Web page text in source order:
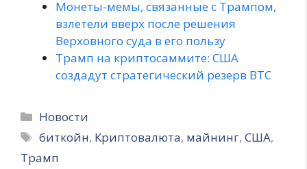
Монеты-мемы, связанные с Трампом,
взлетели вверх после решения
Верховного суда в его пользу
Трамп на криптосаммите: США
создадут стратегический резерв BTC
Рубрики
Новости
Метки
биткойн, Криптовалюта, майнинг,США,
Трамп